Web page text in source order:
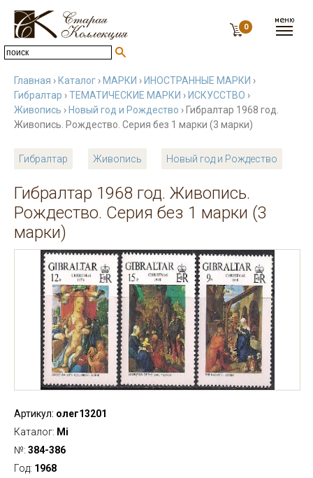
0
Главная › Каталог › МАРКИ › ИНОСТРАННЫЕ МАРКИ ›
Гибралтар ›ТЕМАТИЧЕСКИЕ МАРКИ › ИСКУССТВО ›
Живопись › Новый год и Рождество › Гибралтар 1968 год.
Живопись. Рождество. Серия без 1 марки (3 марки)
Гибралтар Живопись Новый год и Рождество
Гибралтар 1968 год. Живопись.
Рождество. Серия без 1 марки (3
марки)
Артикул: олег13201
Каталог: Mi
№: 384-386
Год: 1968